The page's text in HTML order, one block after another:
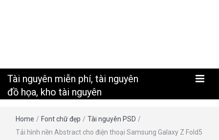
Tài nguyên miễn phí, tài nguyên
đồ họa, kho tài nguyên
Home / Font chữ đẹp / Tài nguyên PSD /
Tải hình nền Abstract cho điện thoại Samsung Galaxy Z Fold5